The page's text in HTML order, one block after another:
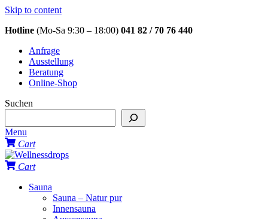
Skip to content
Hotline (Mo-Sa 9:30 – 18:00) 041 82 / 70 76 440
Anfrage
Ausstellung
Beratung
Online-Shop
Suchen
Menu
Cart
Cart
Sauna
Sauna – Natur pur
Innensauna